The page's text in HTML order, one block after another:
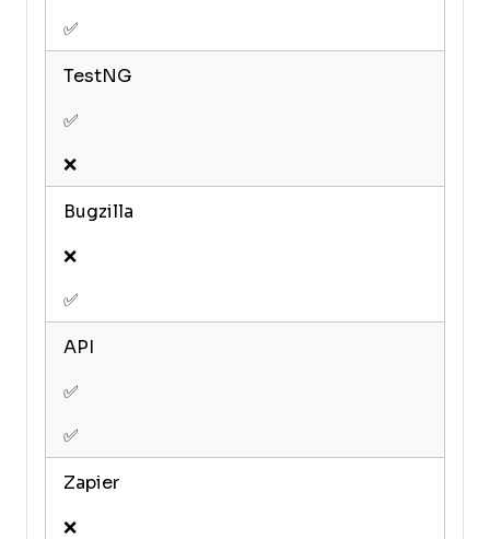
✅
TestNG
✅
❌
Bugzilla
❌
✅
API
✅
✅
Zapier
❌